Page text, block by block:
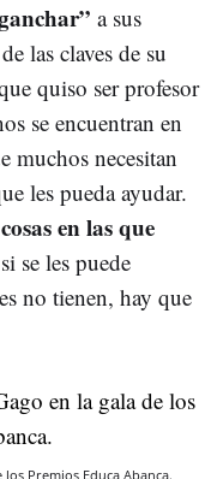
a sus
las claves de su
quiso ser profesor
se encuentran en
muchos necesitan
les pueda ayudar.
en las que
se les puede
no tienen, hay que
Premios Educa Abanca.